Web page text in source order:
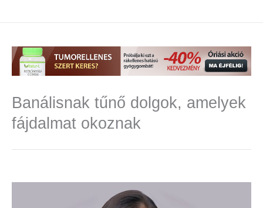
Banálisnak tűnő dolgok, amelyek
fájdalmat okoznak